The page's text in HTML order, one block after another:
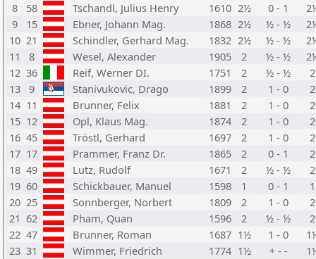
8
58 Tschandl, Julius Henry 1610 2½ 0 - 1
9
15 Ebner, Johann Mag. 1868 2½ ½ - ½
10 21 Schindler, Gerhard Mag. 1832 2½ ½ - ½
11
8 Wesel, Alexander 1905 2 ½ - ½
12 36 Reif, Werner DI. 1751 2 ½ - ½
2
13
9 Stanivukovic, Drago 1899 2 1 - 0
2
14 11 Brunner, Felix 1881 2 1 - 0
2
15 12 Opl, Klaus Mag. 1874 2 1 - 0
2
16 45 Tröstl, Gerhard 1697 2 1 - 0
2
17 17 Prammer, Franz Dr. 1865 2 0 - 1
2
18 49 Lutz, Rudolf 1671 2 ½ - ½
2
19 60 Schickbauer, Manuel 1598 1 0 - 1
1
20 25 Sonnberger, Norbert 1809 2 1 - 0
2
21 62 Pham, Quan 1596 2 ½ - ½
2
22 47 Brunner, Roman 1687 1½ 1 - 0
23 31 Wimmer, Friedrich 1774 1½ + - -